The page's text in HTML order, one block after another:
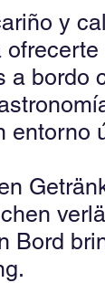
y
ofrecerte
a bordo
entorno
Bord